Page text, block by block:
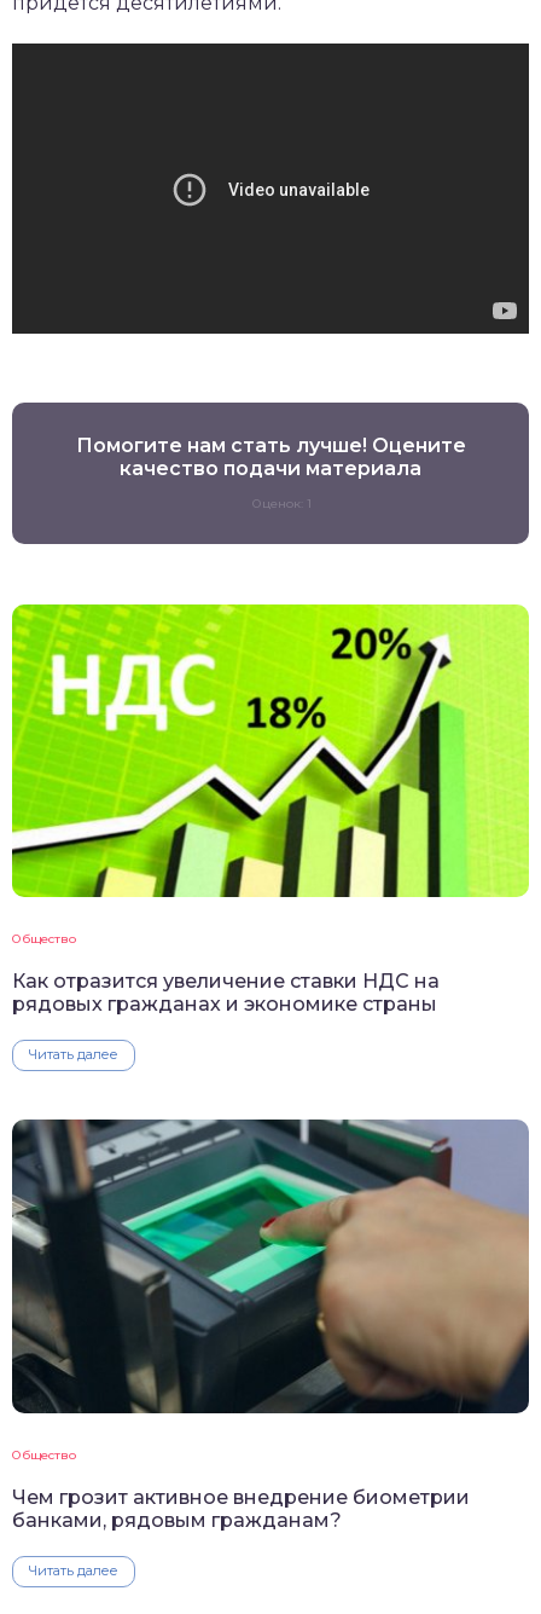
Помогите нам стать лучше! Оцените
качество подачи материала
Оценок: 1
Общество
Как отразится увеличение ставки НДС на
рядовых гражданах и экономике страны
Читать далее
Общество
Чем грозит активное внедрение биометрии
банками, рядовым гражданам?
Читать далее